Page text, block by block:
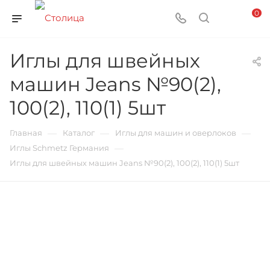
0
Иглы для швейных
машин Jeans №90(2),
100(2), 110(1) 5шт
Главная Каталог Иглы для машин и оверлоков
Иглы Schmetz Германия
Иглы для швейных машин Jeans №90(2), 100(2), 110(1) 5шт